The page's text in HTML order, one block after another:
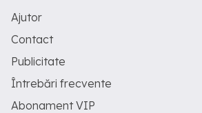
Ajutor
Contact
Publicitate
Întrebări frecvente
Abonament VIP